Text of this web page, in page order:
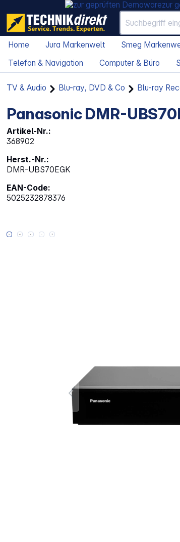
zur
Home Jura Markenwelt Smeg
Telefon & Navigation
Computer & Büro
TV & Audio Blu-ray, DVD & Co Blu-ray
Panasonic DMR-
Artikel-Nr.:
368902
Herst.-Nr.:
DMR-UBS70EGK
EAN-Code:
5025232878376
Bildergalerie überspringen